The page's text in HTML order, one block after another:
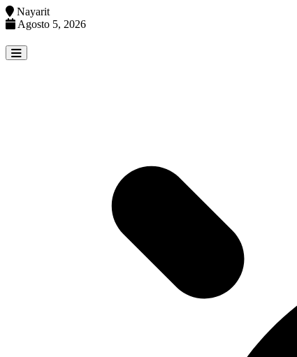
Nayarit
Agosto 5, 2026
to
content